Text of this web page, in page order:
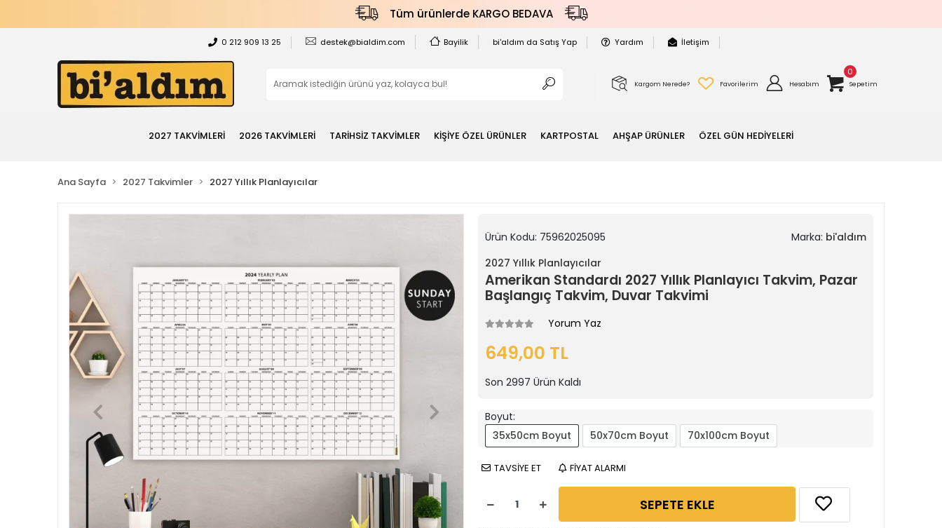
Tüm ürünlerde KARGO BEDAVA
0 212 909 13 25 destek@bialdim.com Bayilik bi'aldım da Satış Yap Yardım İletişim
Kargom Nerede? Favorilerim Hesabım
0
Sepetim
2027 TAKVİMLERİ 2026 TAKVİMLERİ TARİHSİZ TAKVİMLER KİŞİYE ÖZEL ÜRÜNLER KARTPOSTAL AHŞAP ÜRÜNLER ÖZEL GÜN HEDİYELERİ
Ana Sayfa 2027 Takvimler 2027 Yıllık Planlayıcılar
Ürün Kodu: 75962025095 Marka: bi'aldım
2027 Yıllık Planlayıcılar
Amerikan Standardı 2027 Yıllık Planlayıcı Takvim, Pazar
Başlangıç Takvim, Duvar Takvimi
Yorum Yaz
649,00 TL
Son 2997 Ürün Kaldı
Boyut:
35x50cm Boyut
50x70cm Boyut 70x100cm Boyut
TAVSİYE ET FİYAT ALARMI
SEPETE EKLE